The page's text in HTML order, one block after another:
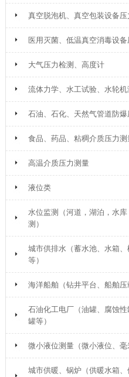
真空脱泡机、真空包装设备压
医用灭菌、低温真空消毒设备
大气压力检测、高度计
流体力学、水工试验、水轮机
石油、石化、天然气管道防
食品、药品、粘稠介质压力测
高温介质压力测量
液位类
水位监测（河道，湖泊，水
测）
城市供排水（蓄水池、水箱
等）
海洋船舶（钻井平台、船舶压
石油化工电厂（油罐、腐蚀
罐等）
微小液位测量（微小液位、毫
城市供暖、锅炉（供暖水箱